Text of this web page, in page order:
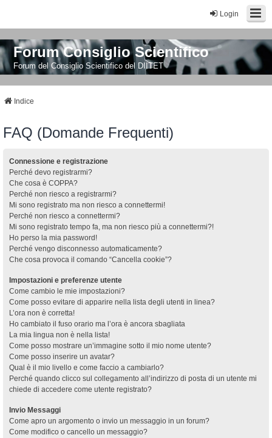
Login
Forum Consiglio Scientifico
Forum del Consiglio Scientifico del DIITET
Indice
FAQ (Domande Frequenti)
Connessione e registrazione
Perché devo registrarmi?
Che cosa è COPPA?
Perché non riesco a registrarmi?
Mi sono registrato ma non riesco a connettermi!
Perché non riesco a connettermi?
Mi sono registrato tempo fa, ma non riesco più a connettermi?!
Ho perso la mia password!
Perché vengo disconnesso automaticamente?
Che cosa provoca il comando “Cancella cookie”?
Impostazioni e preferenze utente
Come cambio le mie impostazioni?
Come posso evitare di apparire nella lista degli utenti in linea?
L’ora non è corretta!
Ho cambiato il fuso orario ma l’ora è ancora sbagliata
La mia lingua non è nella lista!
Come posso mostrare un’immagine sotto il mio nome utente?
Come posso inserire un avatar?
Qual è il mio livello e come faccio a cambiarlo?
Perché quando clicco sul collegamento all’indirizzo di posta di un utente mi
chiede di accedere come utente registrato?
Invio Messaggi
Come apro un argomento o invio un messaggio in un forum?
Come modifico o cancello un messaggio?